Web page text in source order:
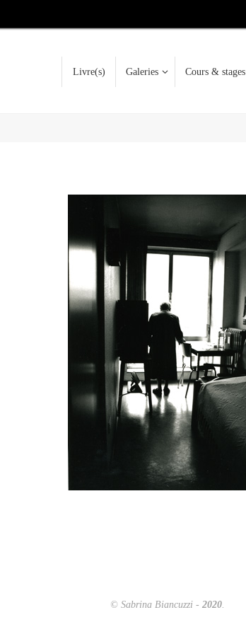
Livre(s) Galeries Cours & stages
© Sabrina Biancuzzi - 2020.